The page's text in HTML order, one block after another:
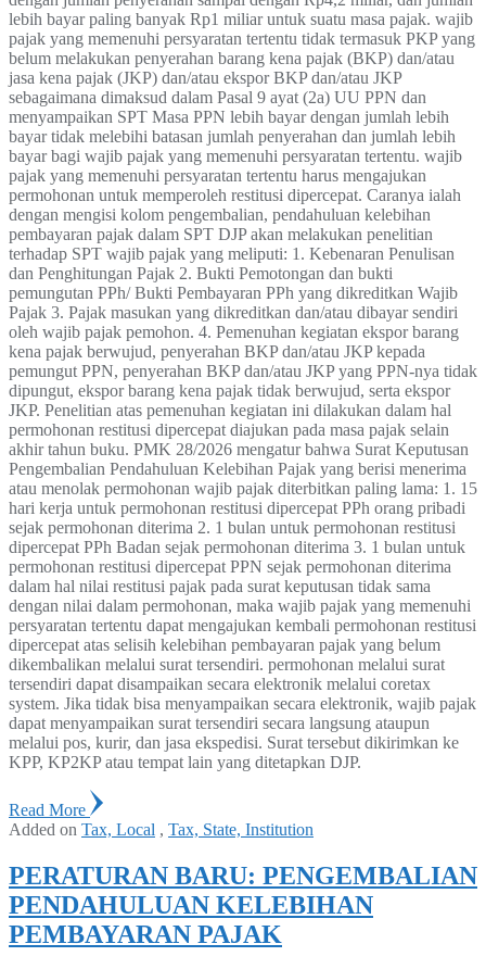
lebih bayar paling banyak Rp1 miliar untuk suatu masa pajak. wajib
pajak yang memenuhi persyaratan tertentu tidak termasuk PKP yang
belum melakukan penyerahan barang kena pajak (BKP) dan/atau
jasa kena pajak (JKP) dan/atau ekspor BKP dan/atau JKP
sebagaimana dimaksud dalam Pasal 9 ayat (2a) UU PPN dan
menyampaikan SPT Masa PPN lebih bayar dengan jumlah lebih
bayar tidak melebihi batasan jumlah penyerahan dan jumlah lebih
bayar bagi wajib pajak yang memenuhi persyaratan tertentu. wajib
pajak yang memenuhi persyaratan tertentu harus mengajukan
permohonan untuk memperoleh restitusi dipercepat. Caranya ialah
dengan mengisi kolom pengembalian, pendahuluan kelebihan
pembayaran pajak dalam SPT DJP akan melakukan penelitian
terhadap SPT wajib pajak yang meliputi: 1. Kebenaran Penulisan
dan Penghitungan Pajak 2. Bukti Pemotongan dan bukti
pemungutan PPh/ Bukti Pembayaran PPh yang dikreditkan Wajib
Pajak 3. Pajak masukan yang dikreditkan dan/atau dibayar sendiri
oleh wajib pajak pemohon. 4. Pemenuhan kegiatan ekspor barang
kena pajak berwujud, penyerahan BKP dan/atau JKP kepada
pemungut PPN, penyerahan BKP dan/atau JKP yang PPN-nya tidak
dipungut, ekspor barang kena pajak tidak berwujud, serta ekspor
JKP. Penelitian atas pemenuhan kegiatan ini dilakukan dalam hal
permohonan restitusi dipercepat diajukan pada masa pajak selain
akhir tahun buku. PMK 28/2026 mengatur bahwa Surat Keputusan
Pengembalian Pendahuluan Kelebihan Pajak yang berisi menerima
atau menolak permohonan wajib pajak diterbitkan paling lama: 1. 15
hari kerja untuk permohonan restitusi dipercepat PPh orang pribadi
sejak permohonan diterima 2. 1 bulan untuk permohonan restitusi
dipercepat PPh Badan sejak permohonan diterima 3. 1 bulan untuk
permohonan restitusi dipercepat PPN sejak permohonan diterima
dalam hal nilai restitusi pajak pada surat keputusan tidak sama
dengan nilai dalam permohonan, maka wajib pajak yang memenuhi
persyaratan tertentu dapat mengajukan kembali permohonan restitusi
dipercepat atas selisih kelebihan pembayaran pajak yang belum
dikembalikan melalui surat tersendiri. permohonan melalui surat
tersendiri dapat disampaikan secara elektronik melalui coretax
system. Jika tidak bisa menyampaikan secara elektronik, wajib pajak
dapat menyampaikan surat tersendiri secara langsung ataupun
melalui pos, kurir, dan jasa ekspedisi. Surat tersebut dikirimkan ke
KPP, KP2KP atau tempat lain yang ditetapkan DJP.
Read More
Added on Tax, Local , Tax, State, Institution
PERATURAN BARU: PENGEMBALIAN
PENDAHULUAN KELEBIHAN
PEMBAYARAN PAJAK